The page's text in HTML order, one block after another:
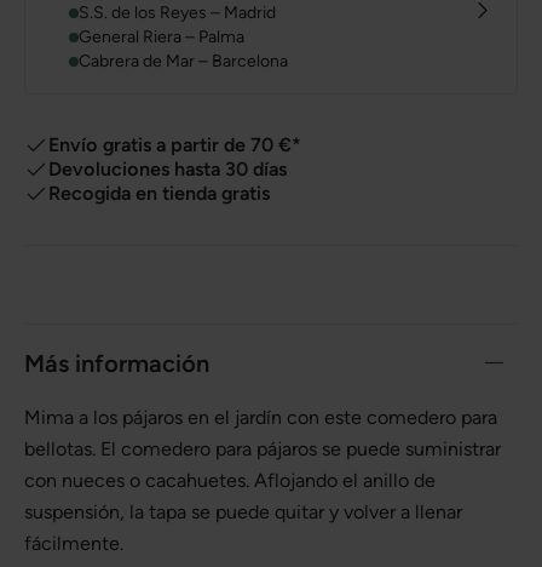
S.S. de los Reyes – Madrid
General Riera – Palma
Cabrera de Mar – Barcelona
Envío gratis a partir de 70 €*
Devoluciones hasta 30 días
Recogida en tienda gratis
Más información
Mima a los pájaros en el jardín con este comedero para
bellotas. El comedero para pájaros se puede suministrar
con nueces o cacahuetes. Aflojando el anillo de
suspensión, la tapa se puede quitar y volver a llenar
fácilmente.